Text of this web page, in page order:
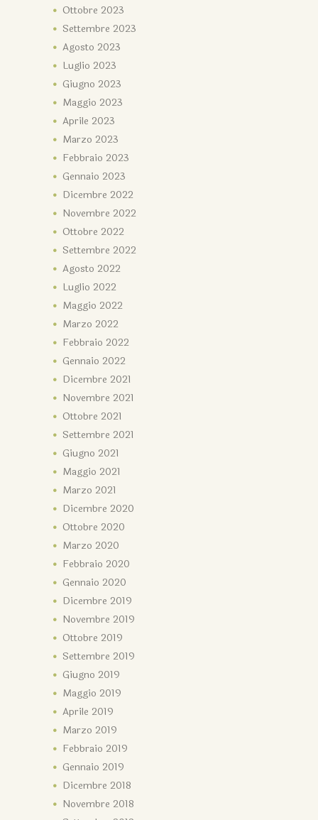
Ottobre 2023
Settembre 2023
Agosto 2023
Luglio 2023
Giugno 2023
Maggio 2023
Aprile 2023
Marzo 2023
Febbraio 2023
Gennaio 2023
Dicembre 2022
Novembre 2022
Ottobre 2022
Settembre 2022
Agosto 2022
Luglio 2022
Maggio 2022
Marzo 2022
Febbraio 2022
Gennaio 2022
Dicembre 2021
Novembre 2021
Ottobre 2021
Settembre 2021
Giugno 2021
Maggio 2021
Marzo 2021
Dicembre 2020
Ottobre 2020
Marzo 2020
Febbraio 2020
Gennaio 2020
Dicembre 2019
Novembre 2019
Ottobre 2019
Settembre 2019
Giugno 2019
Maggio 2019
Aprile 2019
Marzo 2019
Febbraio 2019
Gennaio 2019
Dicembre 2018
Novembre 2018